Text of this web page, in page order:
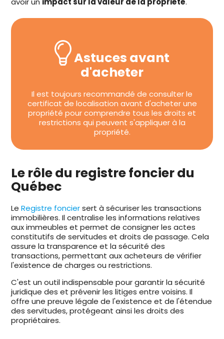
Astuces avant
d'acheter
Il est toujours recommandé de consulter le
certificat de localisation avant d'acheter une
propriété pour comprendre tous les droits et
restrictions qui peuvent s'appliquer à la
propriété.
Le rôle du registre foncier du
Québec
LeRegistre fonciersert à sécuriser les transactions
immobilières. Il centralise les informations relatives
aux immeubles et permet de consigner les actes
constitutifs de servitudes et droits de passage. Cela
assure la transparence et la sécurité des
transactions, permettant aux acheteurs de vérifier
l'existence de charges ou restrictions.
C'est un outil indispensable pour garantir la sécurité
juridique des et prévenir les litiges entre voisins. Il
offre une preuve légale de l'existence et de l'étendue
des servitudes, protégeant ainsi les droits des
propriétaires.